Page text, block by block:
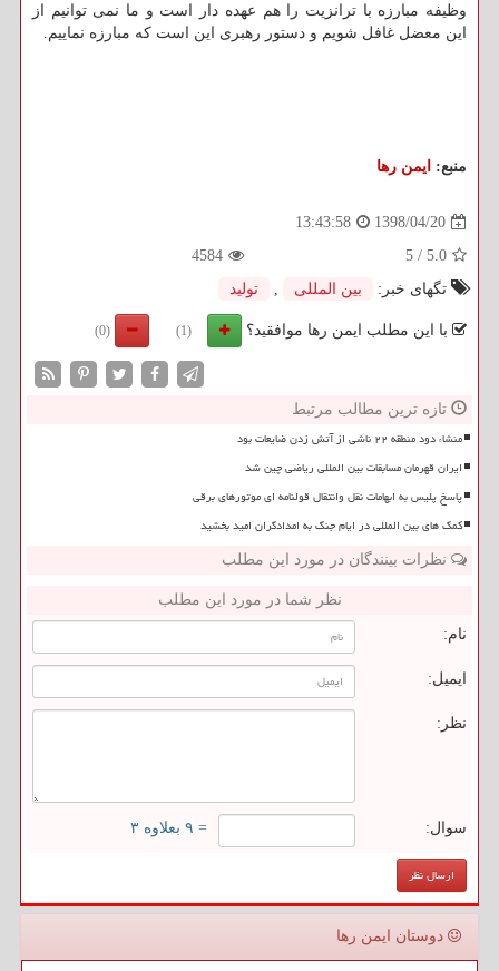
وظیفه مبارزه با ترانزیت را هم عهده دار است و ما نمی توانیم از
این معضل غافل شویم و دستور رهبری این است كه مبارزه نماییم.
منبع: ایمن رها
1398/04/20
13:43:58
5.0
/
5
4584
تگهای خبر:
بین المللی , تولید
با این مطلب ایمن رها موافقید؟ (1)
(0)
تازه ترین مطالب مرتبط
منشاء دود منطقه ۲۲ ناشی از آتش زدن ضایعات بود
ایران قهرمان مسابقات بین المللی ریاضی چین شد
پاسخ پلیس به ابهامات نقل وانتقال قولنامه ای موتورهای برقی
کمک های بین المللی در ایام جنگ به امدادگران امید بخشید
نظرات بینندگان در مورد این مطلب
نظر شما در مورد این مطلب
نام:
ایمیل:
نظر:
سوال: = ۹ بعلاوه ۳
دوستان ایمن رها